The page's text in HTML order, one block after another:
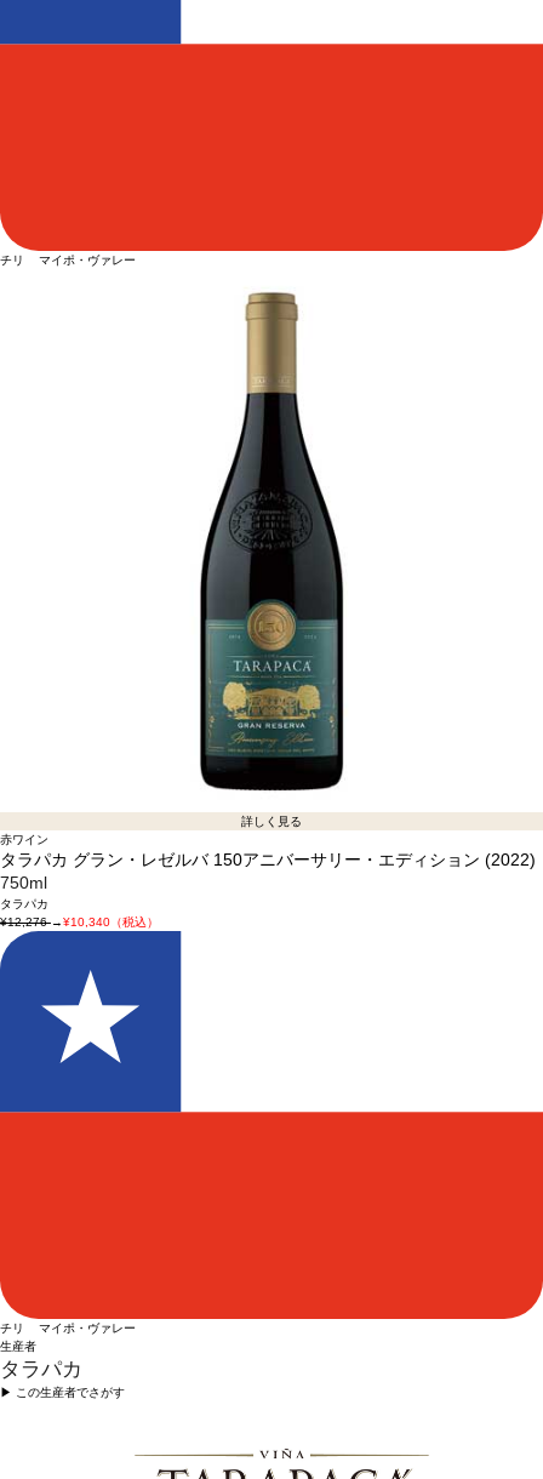
チリ マイポ・ヴァレー
詳しく見る
赤ワイン
タラパカ グラン・レゼルバ 150アニバーサリー・エディション (2022)
750ml
タラパカ
¥12,276→¥10,340（税込）
チリ マイポ・ヴァレー
生産者
タラパカ
▶︎ この生産者でさがす